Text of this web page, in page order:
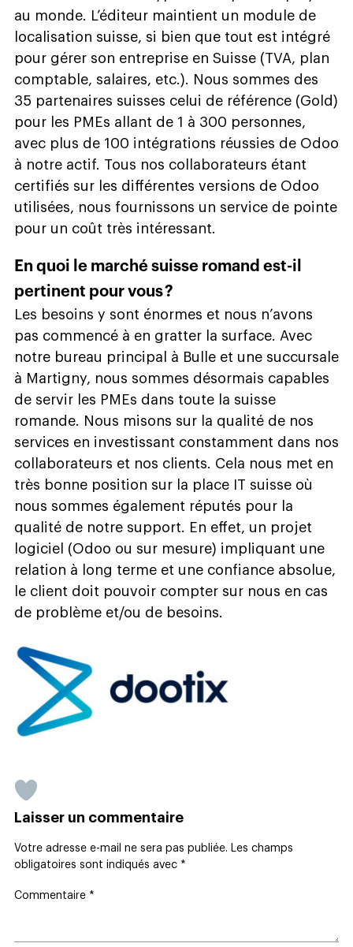
au monde. L’éditeur maintient un module de
localisation suisse, si bien que tout est intégré
pour gérer son entreprise en Suisse (TVA, plan
comptable, salaires, etc.). Nous sommes des
35 partenaires suisses celui de référence (Gold)
pour les PMEs allant de 1 à 300 personnes,
avec plus de 100 intégrations réussies de Odoo
à notre actif. Tous nos collaborateurs étant
certifiés sur les différentes versions de Odoo
utilisées, nous fournissons un service de pointe
pour un coût très intéressant.
En quoi le marché suisse romand est-il
pertinent pour vous ?
Les besoins y sont énormes et nous n’avons
pas commencé à en gratter la surface. Avec
notre bureau principal à Bulle et une succursale
à Martigny, nous sommes désormais capables
de servir les PMEs dans toute la suisse
romande. Nous misons sur la qualité de nos
services en investissant constamment dans nos
collaborateurs et nos clients. Cela nous met en
très bonne position sur la place IT suisse où
nous sommes également réputés pour la
qualité de notre support. En effet, un projet
logiciel (Odoo ou sur mesure) impliquant une
relation à long terme et une confiance absolue,
le client doit pouvoir compter sur nous en cas
de problème et/ou de besoins.
Laisser un commentaire
Votre adresse e-mail ne sera pas publiée. Les champs
obligatoires sont indiqués avec *
Commentaire *